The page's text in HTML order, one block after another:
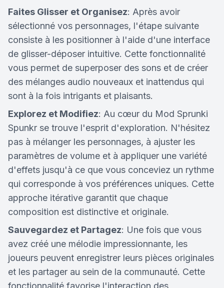
Faites Glisser et Organisez: Après avoir
sélectionné vos personnages, l'étape suivante
consiste à les positionner à l'aide d'une interface
de glisser-déposer intuitive. Cette fonctionnalité
vous permet de superposer des sons et de créer
des mélanges audio nouveaux et inattendus qui
sont à la fois intrigants et plaisants.
Explorez et Modifiez: Au cœur du Mod Sprunki
Spunkr se trouve l'esprit d'exploration. N'hésitez
pas à mélanger les personnages, à ajuster les
paramètres de volume et à appliquer une variété
d'effets jusqu'à ce que vous conceviez un rythme
qui corresponde à vos préférences uniques. Cette
approche itérative garantit que chaque
composition est distinctive et originale.
Sauvegardez et Partagez: Une fois que vous
avez créé une mélodie impressionnante, les
joueurs peuvent enregistrer leurs pièces originales
et les partager au sein de la communauté. Cette
fonctionnalité favorise l'interaction des